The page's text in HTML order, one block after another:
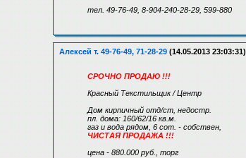
тел. 49-76-49, 8-904-240-28-29, 599-880
Алексей т. 49-76-49, 71-28-29 (14.05.2013 23:03:31)
СРОЧНО ПРОДАЮ !!!
Красный Текстильщик / Центр
Дом кирпичный отд/ст, недостр.
пл. дома: 160/62/16 кв.м.
газ и вода рядом, 6 сот. - собствен,
ЧИСТАЯ ПРОДАЖА !!!
цена - 880.000 руб., торг